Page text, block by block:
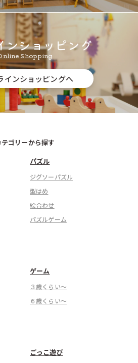
ンショッピング
Shopping
インショッピングへ
テゴリーから探す
パズル
ジグソーパズル
型はめ
絵合わせ
パズルゲーム
ゲーム
３歳くらい〜
６歳くらい〜
ごっこ遊び